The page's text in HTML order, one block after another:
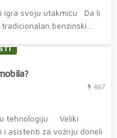
igra svoju utakmicu Da li
benzinski...
467
tehnologiju Veliki
i asistenti za vožnju doneli